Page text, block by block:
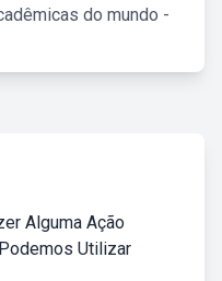
do mundo -
Alguma Ação
Utilizar